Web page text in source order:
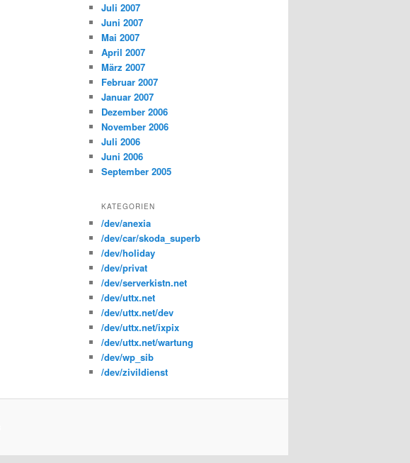
Juli 2007
Juni 2007
Mai 2007
April 2007
März 2007
Februar 2007
Januar 2007
Dezember 2006
November 2006
Juli 2006
Juni 2006
September 2005
KATEGORIEN
/dev/anexia
/dev/car/skoda_superb
/dev/holiday
/dev/privat
/dev/serverkistn.net
/dev/uttx.net
/dev/uttx.net/dev
/dev/uttx.net/ixpix
/dev/uttx.net/wartung
/dev/wp_sib
/dev/zivildienst